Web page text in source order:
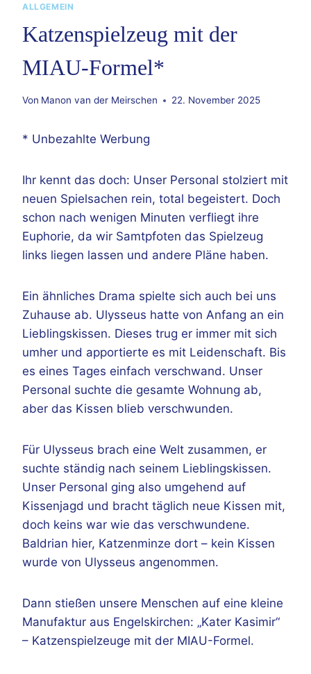
ALLGEMEIN
Katzenspielzeug mit der
MIAU-Formel*
Von Manon van der Meirschen 22. November 2025
* Unbezahlte Werbung
Ihr kennt das doch: Unser Personal stolziert mit
neuen Spielsachen rein, total begeistert. Doch
schon nach wenigen Minuten verfliegt ihre
Euphorie, da wir Samtpfoten das Spielzeug
links liegen lassen und andere Pläne haben.
Ein ähnliches Drama spielte sich auch bei uns
Zuhause ab. Ulysseus hatte von Anfang an ein
Lieblingskissen. Dieses trug er immer mit sich
umher und apportierte es mit Leidenschaft. Bis
es eines Tages einfach verschwand. Unser
Personal suchte die gesamte Wohnung ab,
aber das Kissen blieb verschwunden.
Für Ulysseus brach eine Welt zusammen, er
suchte ständig nach seinem Lieblingskissen.
Unser Personal ging also umgehend auf
Kissenjagd und bracht täglich neue Kissen mit,
doch keins war wie das verschwundene.
Baldrian hier, Katzenminze dort – kein Kissen
wurde von Ulysseus angenommen.
Dann stießen unsere Menschen auf eine kleine
Manufaktur aus Engelskirchen: „Kater Kasimir“
– Katzenspielzeuge mit der MIAU-Formel.